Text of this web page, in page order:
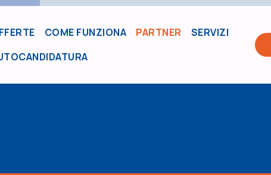
NAVIGATION
COME FUNZIONA PARTNER
SERVIZI